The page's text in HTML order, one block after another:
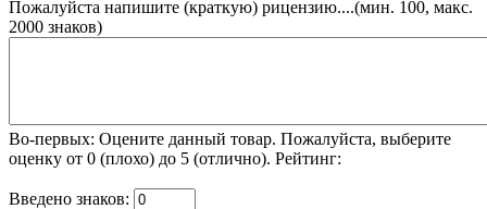
Пожалуйста напишите (краткую) рицензию....(мин. 100, макс.
2000 знаков)
Во-первых: Оцените данный товар. Пожалуйста, выберите
оценку от 0 (плохо) до 5 (отлично). Рейтинг:
Введено знаков: